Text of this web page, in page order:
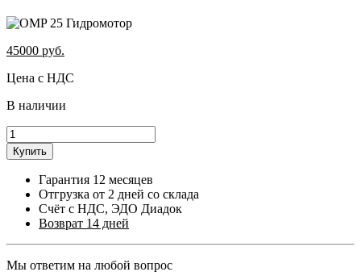
45000 руб.
Цена с НДС
В наличии
Купить
Гарантия 12 месяцев
Отгрузка от 2 дней со склада
Счёт с НДС, ЭДО Диадок
Возврат 14 дней
Мы ответим на любой вопрос